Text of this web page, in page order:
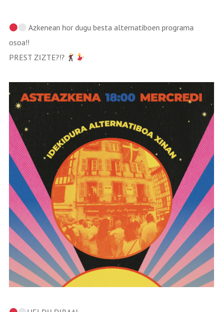
Azkenean hor dugu besta alternatiboen programa
osoa!!
PREST ZIZTE?!?